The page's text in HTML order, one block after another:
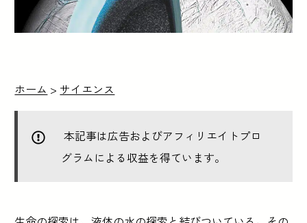
ホーム > サイエンス
本記事は広告およびアフィリエイトプロ
グラムによる収益を得ています。